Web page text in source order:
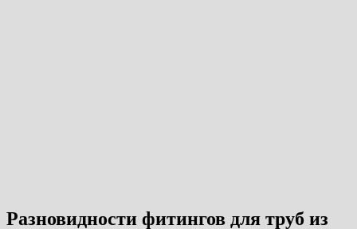
Разновидности фитингов для труб из